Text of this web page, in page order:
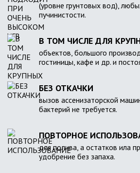
(уровне грунтовых вод),
пучинистости.
В ТОМ ЧИСЛЕ ДЛЯ
объектов, большого
гостиницы, кафе и др. и
БЕЗ ОТКАЧКИ
вызов ассенизаторской
бактерий не требуется.
ПОВТОРНОЕ
для полива, а остатков ила
удобрение без запаха.